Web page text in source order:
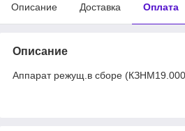
Описание Доставка Оплата
Описание
Аппарат режущ.в сборе